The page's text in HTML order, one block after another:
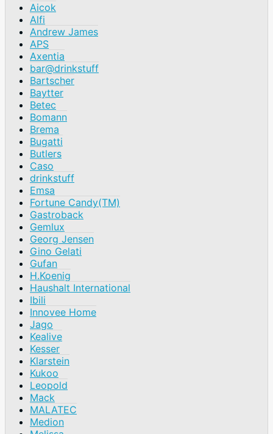
Aicok
Alfi
Andrew James
APS
Axentia
bar@drinkstuff
Bartscher
Baytter
Betec
Bomann
Brema
Bugatti
Butlers
Caso
drinkstuff
Emsa
Fortune Candy(TM)
Gastroback
Gemlux
Georg Jensen
Gino Gelati
Gufan
H.Koenig
Haushalt International
Ibili
Innovee Home
Jago
Kealive
Kesser
Klarstein
Kukoo
Leopold
Mack
MALATEC
Medion